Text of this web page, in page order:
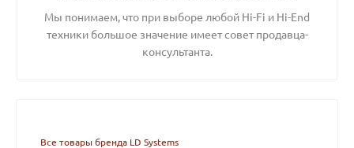
Мы понимаем, что при выборе любой Hi-Fi и Hi-End
техники большое значение имеет совет продавца-
консультанта.
Все товары бренда LD Systems